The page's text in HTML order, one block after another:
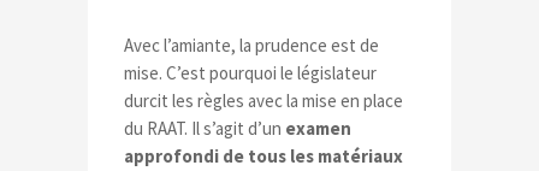
Avec l’amiante, la prudence est de
mise. C’est pourquoi le législateur
durcit les règles avec la mise en place
du RAAT. Il s’agit d’un examen
approfondi de tous les matériaux